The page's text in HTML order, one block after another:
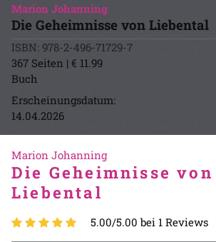
Marion Johanning
Die Geheimnisse von Liebental
ISBN: 978-2-496-71729-7
367 Seiten | € 11.99
Buch
Erscheinungsdatum:
14.04.2026
Marion Johanning
Die Geheimnisse von
Liebental
5.00/5.00 bei 1 Reviews